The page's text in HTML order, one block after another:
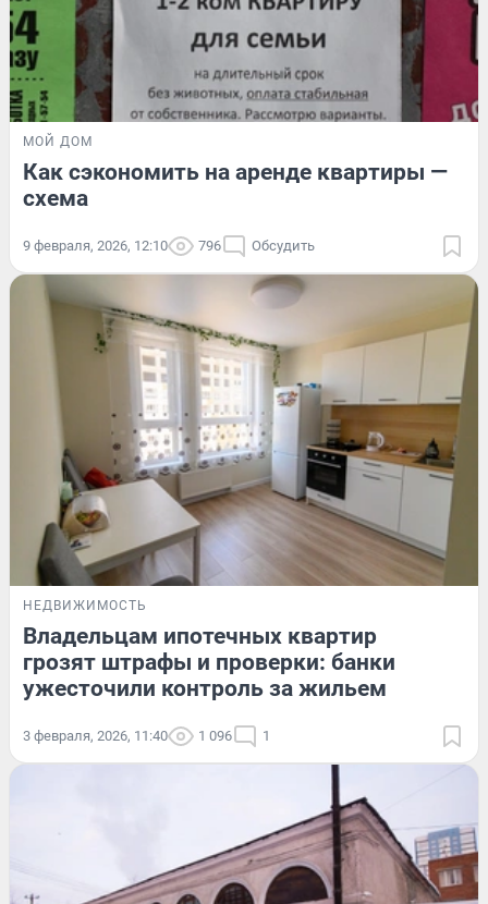
МОЙ ДОМ
Как сэкономить на аренде квартиры —
схема
9 февраля, 2026, 12:10 796 Обсудить
НЕДВИЖИМОСТЬ
Владельцам ипотечных квартир
грозят штрафы и проверки: банки
ужесточили контроль за жильем
3 февраля, 2026, 11:40 1 096 1